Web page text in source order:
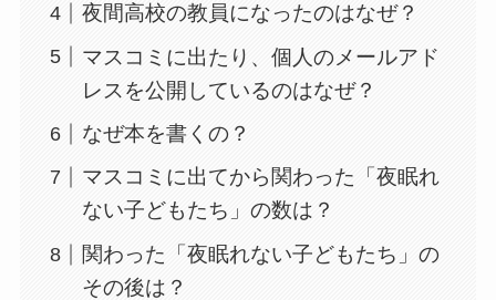
夜間高校の教員になったのはなぜ？
マスコミに出たり、個人のメールアド
レスを公開しているのはなぜ？
なぜ本を書くの？
マスコミに出てから関わった「夜眠れ
ない子どもたち」の数は？
関わった「夜眠れない子どもたち」の
その後は？